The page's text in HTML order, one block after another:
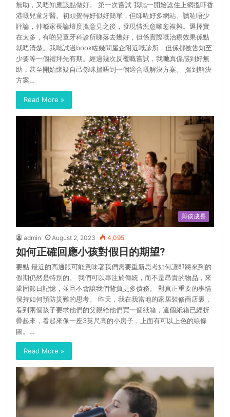
無助，又唔知應該點做好。 第一次嘗試 我哋一開始諗住上網搵吓香
港嘅兒童牙醫。初頭覺得好似好簡單，但睇咗好多網站、讀咗唔少
評論，仲喺家長論壇度搵意見之後，發現情況愈嚟愈複雜。選擇實
在太多，有啲兒童牙科診所睇落去幾好，但係實際嘅治療效果係點
就唔清楚。我哋試過book咗幾間屋企附近嘅診所，但係都被告知至
少要等一個禮拜先有期。經過幾次反覆嘅嘗試，我哋真係感到好無
助，甚至開始懷疑自己係咪搵唔到一個適合嘅解決方案。 搵到解決
方案…
Read More »
與孩成長
admin August 2, 2023 4,095
如何正確回應小孩對假日的期望?
要點 最近的高通脹可能意味著我們需要重新思考如何讓即將來到的
假期仍然是特別的。 我們可以專注於傳統，而不是昂貴的物品，來
鞏固節日記憶，並且不會讓我們背負更多債務。 對真正重要的事情
保持如何預防災難的思考。 昨天，我在我當地的家居裝修商店裏，
看到兩個孩子要求他們的父親給他們買一個紙箱，這個紙箱已經折
疊起來，看起來像一座3英尺高的小房子，上面有可以上色的線條
圖。…
Read More »